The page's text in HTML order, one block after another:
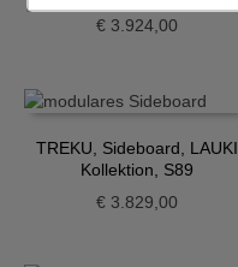
€3.924,00
TREKU, Sideboard, LAUKI
Kollektion, S89
€3.829,00